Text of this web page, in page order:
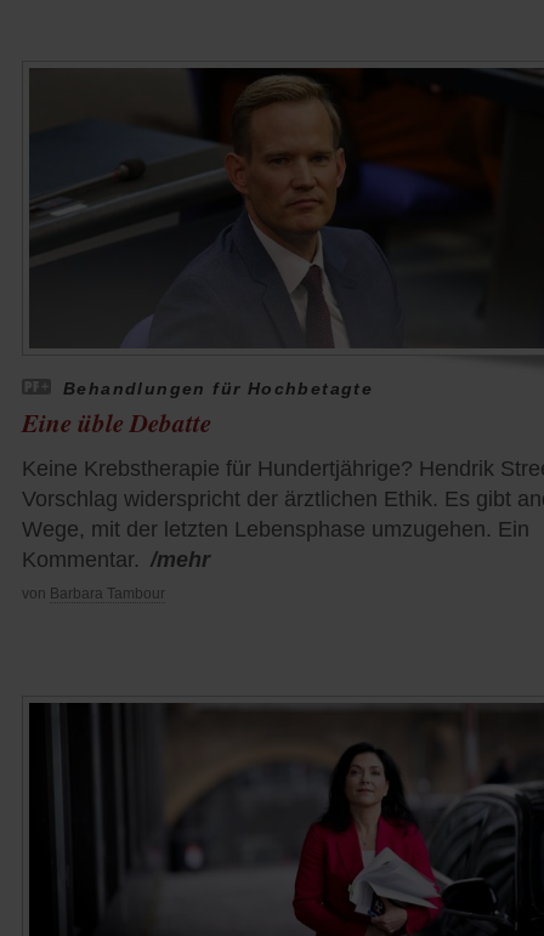
Behandlungen für Hochbetagte
Eine üble Debatte
Keine Krebstherapie für Hundertjährige? Hendrik
Vorschlag widerspricht der ärztlichen Ethik. Es gibt
Wege, mit der letzten Lebensphase umzugehen. Ein
Kommentar. /mehr
von Barbara Tambour